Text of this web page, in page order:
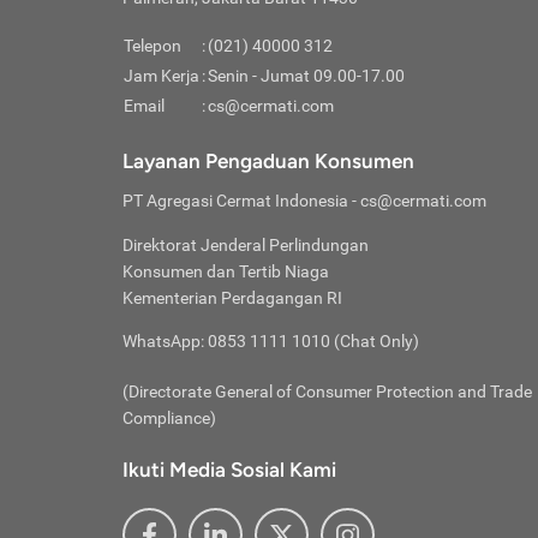
rendah
Jika
Kredit
Telepon :(021) 40000 312
Jam Kerja :Senin - Jumat 09.00-17.00
Email
:cs@cermati.com
Layanan Pengaduan Konsumen
PT Agregasi Cermat Indonesia - cs@cermati.com
Direktorat Jenderal Perlindungan
Konsumen dan Tertib Niaga
Kementerian Perdagangan RI
WhatsApp: 0853 1111 1010 (Chat Only)
(Directorate General of Consumer Protection and Trade
Compliance)
Ikuti Media Sosial Kami